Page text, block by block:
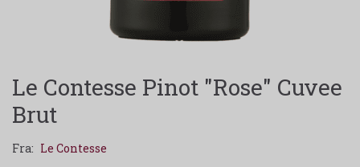
Le Contesse Pinot "Rose" Cuvee
Brut
Fra: Le Contesse